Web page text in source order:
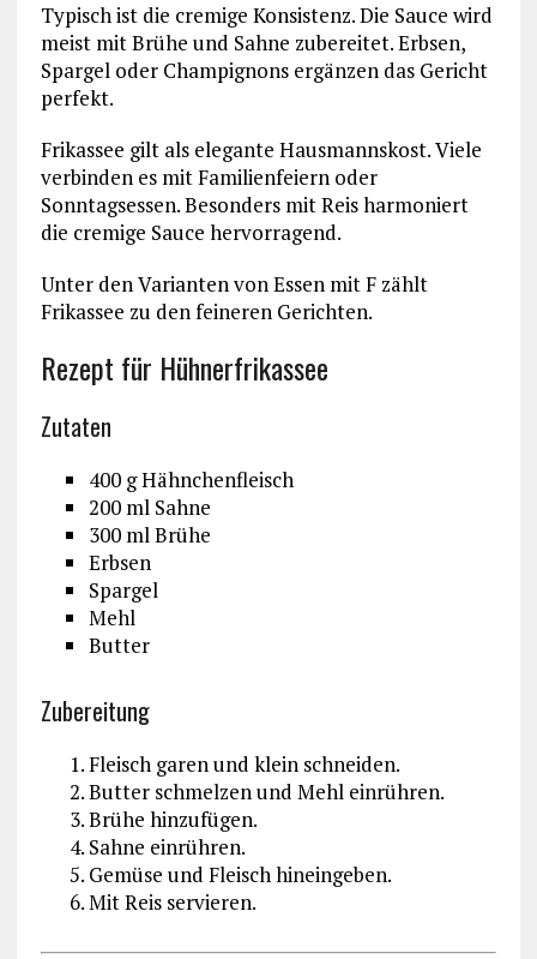
Typisch ist die cremige Konsistenz. Die Sauce wird
meist mit Brühe und Sahne zubereitet. Erbsen,
Spargel oder Champignons ergänzen das Gericht
perfekt.
Frikassee gilt als elegante Hausmannskost. Viele
verbinden es mit Familienfeiern oder
Sonntagsessen. Besonders mit Reis harmoniert
die cremige Sauce hervorragend.
Unter den Varianten von Essen mit F zählt
Frikassee zu den feineren Gerichten.
Rezept für Hühnerfrikassee
Zutaten
400 g Hähnchenfleisch
200 ml Sahne
300 ml Brühe
Erbsen
Spargel
Mehl
Butter
Zubereitung
Fleisch garen und klein schneiden.
Butter schmelzen und Mehl einrühren.
Brühe hinzufügen.
Sahne einrühren.
Gemüse und Fleisch hineingeben.
Mit Reis servieren.